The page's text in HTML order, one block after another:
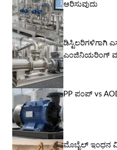
ಆರಿಸುವುದು
ಡಿಸ್ಟಿಲರಿಗಳಿಗಾಗಿ
ಎಂಜಿನಿಯರಿಂಗ್
PP ಪಂಪ್ vs
ಮೊಬೈಲ್ ಇಂಧನ